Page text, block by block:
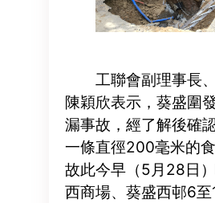
工聯會副理事長
陳穎欣表示，葵盛圍
漏事故，經了解後確
一條直徑200毫米的
故此今早（5月28日
西商場、葵盛西邨6